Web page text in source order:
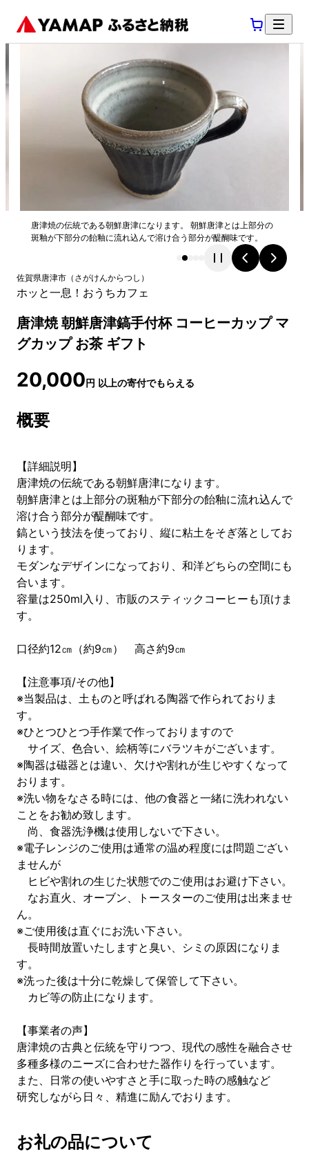
唐津焼の伝統である朝鮮唐津になります。 朝鮮唐津とは上部分の
斑釉が下部分の飴釉に流れ込んで溶け合う部分が醍醐味です。
佐賀県唐津市 （ さがけんからつし ）
ホッと一息！おうちカフェ
唐津焼 朝鮮唐津鎬手付杯 コーヒーカップ マ
グカップ お茶 ギフト
20,000円 以上の寄付でもらえる
概要
【詳細説明】
唐津焼の伝統である朝鮮唐津になります。
朝鮮唐津とは上部分の斑釉が下部分の飴釉に流れ込んで
溶け合う部分が醍醐味です。
鎬という技法を使っており、縦に粘土をそぎ落としてお
ります。
モダンなデザインになっており、和洋どちらの空間にも
合います。
容量は250ml入り、市販のスティックコーヒーも頂けま
す。
口径約12㎝（約9㎝） 高さ約9㎝
【注意事項/その他】
※当製品は、土ものと呼ばれる陶器で作られておりま
す。
※ひとつひとつ手作業で作っておりますので
サイズ、色合い、絵柄等にバラツキがございます。
※陶器は磁器とは違い、欠けや割れが生じやすくなって
おります。
※洗い物をなさる時には、他の食器と一緒に洗われない
ことをお勧め致します。
尚、食器洗浄機は使用しないで下さい。
※電子レンジのご使用は通常の温め程度には問題ござい
ませんが
ヒビや割れの生じた状態でのご使用はお避け下さい。
なお直火、オーブン、トースターのご使用は出来ませ
ん。
※ご使用後は直ぐにお洗い下さい。
長時間放置いたしますと臭い、シミの原因になりま
す。
※洗った後は十分に乾燥して保管して下さい。
カビ等の防止になります。
【事業者の声】
唐津焼の古典と伝統を守りつつ、現代の感性を融合させ
多種多様のニーズに合わせた器作りを行っています。
また、日常の使いやすさと手に取った時の感触など
研究しながら日々、精進に励んでおります。
お礼の品について